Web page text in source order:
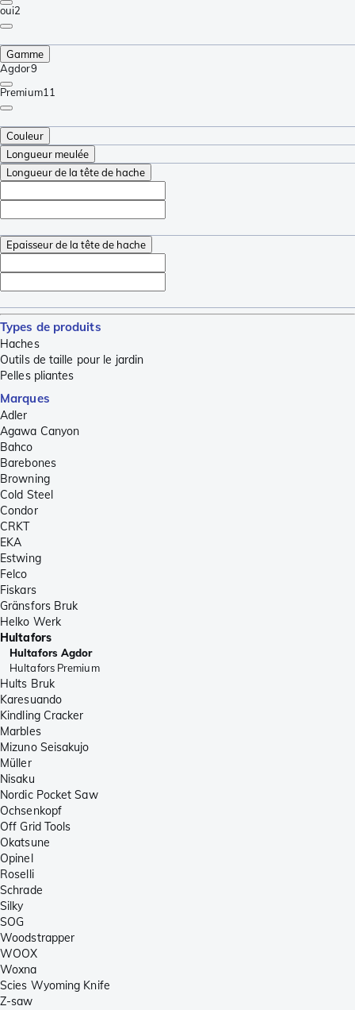
oui2
Gamme
Agdor9
Premium11
Couleur
Longueur meulée
Longueur de la tête de hache
Epaisseur de la tête de hache
Types de produits
Haches
Outils de taille pour le jardin
Pelles pliantes
Marques
Adler
Agawa Canyon
Bahco
Barebones
Browning
Cold Steel
Condor
CRKT
EKA
Estwing
Felco
Fiskars
Gränsfors Bruk
Helko Werk
Hultafors
Hultafors Agdor
Hultafors Premium
Hults Bruk
Karesuando
Kindling Cracker
Marbles
Mizuno Seisakujo
Müller
Nisaku
Nordic Pocket Saw
Ochsenkopf
Off Grid Tools
Okatsune
Opinel
Roselli
Schrade
Silky
SOG
Woodstrapper
WOOX
Woxna
Scies Wyoming Knife
Z-saw